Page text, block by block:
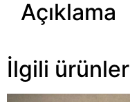
Açıklama
İlgili ürünler